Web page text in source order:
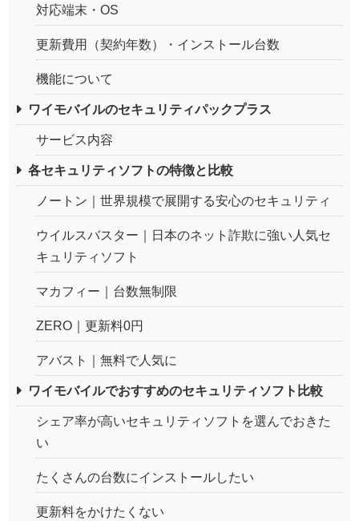
対応端末・OS
更新費用（契約年数）・インストール台数
機能について
ワイモバイルのセキュリティパックプラス
サービス内容
各セキュリティソフトの特徴と比較
ノートン｜世界規模で展開する安心のセキュリティ
ウイルスバスター｜日本のネット詐欺に強い人気セ
キュリティソフト
マカフィー｜台数無制限
ZERO｜更新料0円
アバスト｜無料で人気に
ワイモバイルでおすすめのセキュリティソフト比較
シェア率が高いセキュリティソフトを選んでおきた
い
たくさんの台数にインストールしたい
更新料をかけたくない